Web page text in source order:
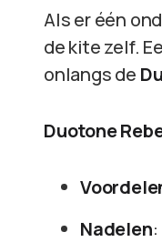
Als er één
de kite zelf.
onlangs de
Duotone
Nadelen